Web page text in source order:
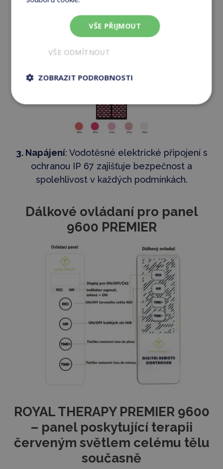
3. Napájení: Vodotěsné elektrické připojení s
ochranou IP 67 zajišťuje bezpečnost a
spolehlivost v každých podmínkách.
Dálkové ovládaní pro panel
9600 PREMIER
ROYAL THERAPY PREMIER 9600
– panel poskytující terapii
červeným světlem celému tělu
současně
VŠE PŘIJMOUT
VŠE ODMÍTNOUT
ZOBRAZIT PODROBNOSTI